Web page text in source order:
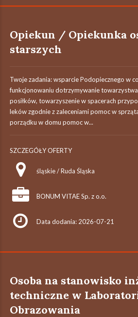
Opiekun / Opiekunka
starszych
Twoje zadania: wsparcie Podopiecznego w
funkcjonowaniu dotrzymywanie
posiłków, towarzyszenie w spacerach
leków zgodnie z zaleceniami pomoc w
porządku w domu pomoc w...
SZCZEGÓŁY OFERTY
śląskie / Ruda Śląska
BONUM VITAE Sp. z o.o.
Data dodania: 2026-07-21
Osoba na stanowisko
techniczne w
Obrazowania